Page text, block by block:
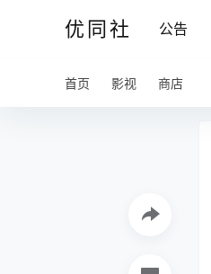
优同社 公告
首页 影视 商店